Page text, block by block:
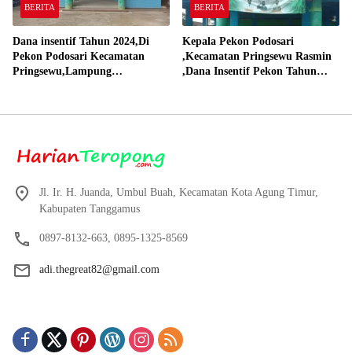
BERITA
Dana insentif Tahun 2024,Di
Pekon Podosari Kecamatan
Pringsewu,Lampung
BERITA
Kepala Pekon Podosari
,Kecamatan Pringsewu Rasmin
,Dana Insentif Pekon Tahun
Jl. Ir. H. Juanda, Umbul Buah, Kecamatan Kota Agung Timur,
Kabupaten Tanggamus
0897-8132-663, 0895-1325-8569
adi.thegreat82@gmail.com